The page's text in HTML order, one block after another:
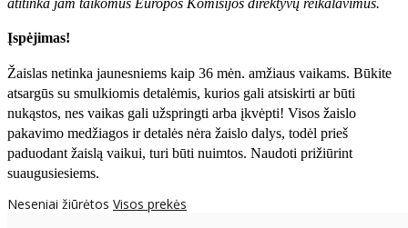
Įspėjimas!
Žaislas netinka jaunesniems kaip 36 mėn. amžiaus vaikams. Būkite
atsargūs su smulkiomis detalėmis, kurios gali atsiskirti ar būti
nukąstos, nes vaikas gali užspringti arba įkvėpti! Visos žaislо
pakavimo medžiagos ir detalės nėra žaislo dalys, todėl prieš
paduodant žaislą vaikui, turi būti nuimtos. Naudoti prižiūrint
suaugusiesiems.
Neseniai žiūrėtos Visos prekės